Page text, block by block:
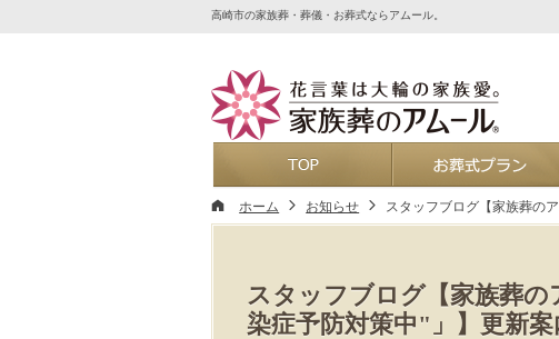
スタッフブログ【家族葬
染症予防対策中"」】更新案
高崎市の家族葬・葬儀・お葬式ならアムール。
ホーム お知らせ スタッフブログ【家族葬の